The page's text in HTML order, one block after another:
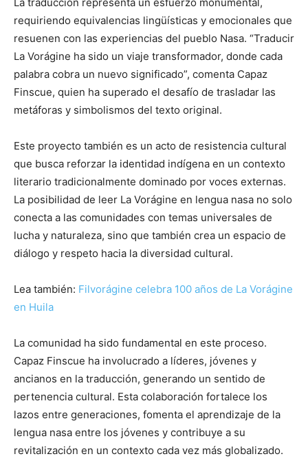
requiriendo equivalencias lingüísticas y emocionales que
resuenen con las experiencias del pueblo Nasa. “Traducir
La Vorágine ha sido un viaje transformador, donde cada
palabra cobra un nuevo significado”, comenta Capaz
Finscue, quien ha superado el desafío de trasladar las
metáforas y simbolismos del texto original.
Este proyecto también es un acto de resistencia cultural
que busca reforzar la identidad indígena en un contexto
literario tradicionalmente dominado por voces externas.
La posibilidad de leer La Vorágine en lengua nasa no solo
conecta a las comunidades con temas universales de
lucha y naturaleza, sino que también crea un espacio de
diálogo y respeto hacia la diversidad cultural.
Lea también: Filvorágine celebra 100 años de La Vorágine
en Huila
La comunidad ha sido fundamental en este proceso.
Capaz Finscue ha involucrado a líderes, jóvenes y
ancianos en la traducción, generando un sentido de
pertenencia cultural. Esta colaboración fortalece los
lazos entre generaciones, fomenta el aprendizaje de la
lengua nasa entre los jóvenes y contribuye a su
revitalización en un contexto cada vez más globalizado.